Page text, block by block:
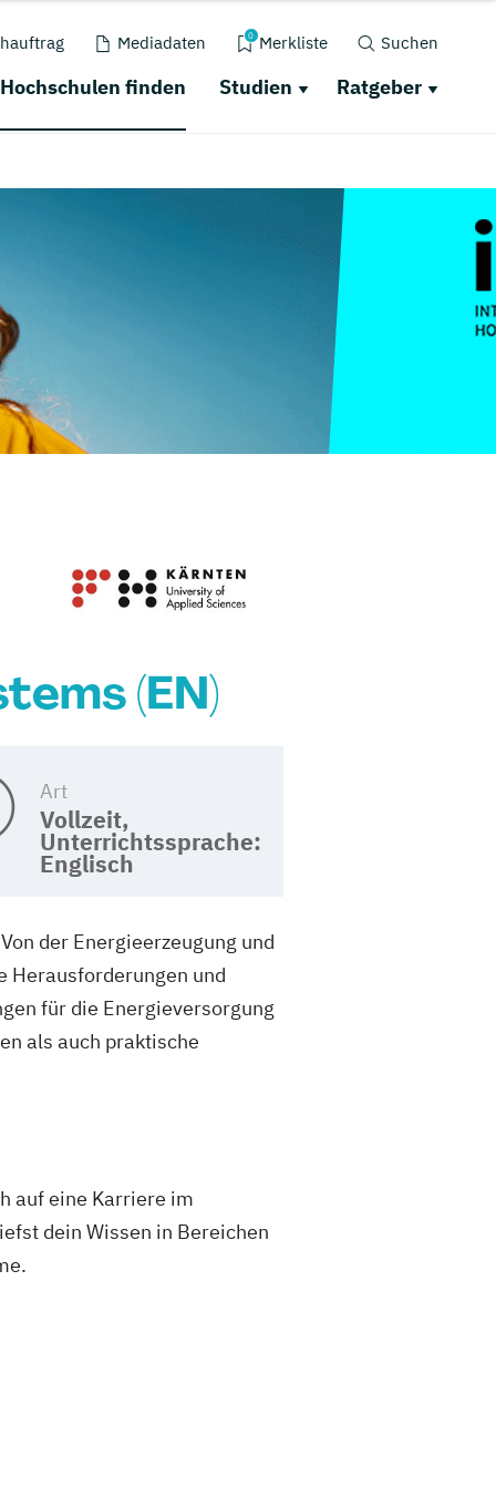
Mediadaten 0 Merkliste Suchen
Hochschulen finden Studien Ratgeber
(EN)
Art
Vollzeit,
Unterrichtssprache:
Englisch
der Energieerzeugung und
Herausforderungen und
für die Energieversorgung
als auch praktische
auf eine Karriere im
dein Wissen in Bereichen